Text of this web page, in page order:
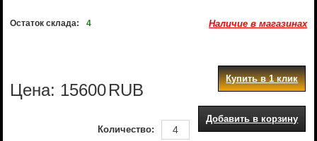
Остаток склада: 4 Наличие в магазинах
Цена: 15600RUB
Купить в 1 клик
Добавить в корзину
Количество: